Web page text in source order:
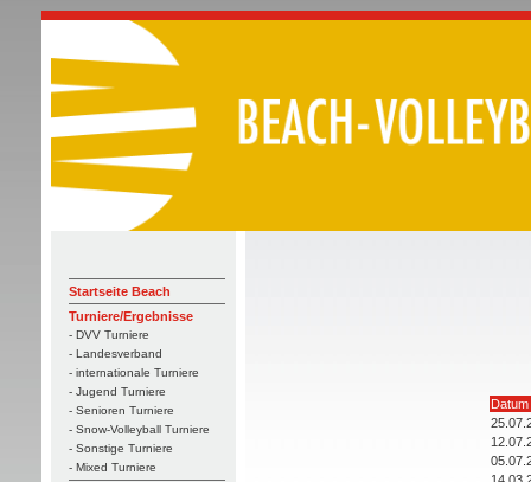
Startseite Beach
Turniere/Ergebnisse
- DVV Turniere
- Landesverband
- internationale Turniere
- Jugend Turniere
- Senioren Turniere
- Snow-Volleyball Turniere
- Sonstige Turniere
- Mixed Turniere
Datum